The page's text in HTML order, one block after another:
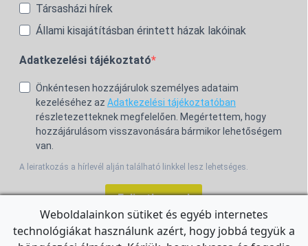
Társasházi hírek
Állami kisajátításban érintett házak lakóinak
Adatkezelési tájékoztató
Önkéntesen hozzájárulok személyes adataim
kezeléséhez az Adatkezelési tájékoztatóban
részletezetteknek megfelelően. Megértettem, hogy
hozzájárulásom visszavonására bármikor lehetőségem
van.
A leiratkozás a hírlevél alján található linkkel lesz lehetséges.
Feliratkozom!
Weboldalainkon sütiket és egyéb internetes
technológiákat használunk azért, hogy jobbá tegyük a